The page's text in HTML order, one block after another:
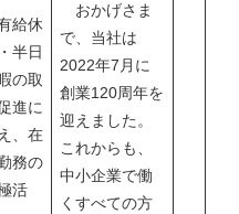
給休
半日
の取
進に
、在
務の
活
おかげさま
で、当社は
2022年7月に
創業120周年を
迎えました。
これからも、
中小企業で働
くすべての方